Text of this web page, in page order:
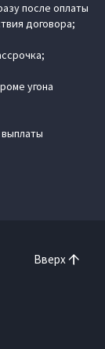
после оплаты
договора;
угона
Вверх